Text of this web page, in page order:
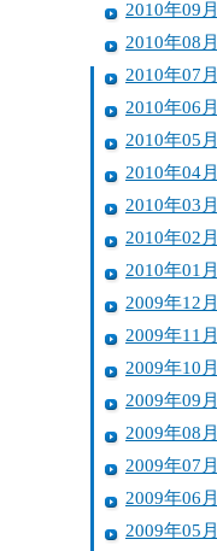
2010年09月
2010年08月
2010年07月
2010年06月
2010年05月
2010年04月
2010年03月
2010年02月
2010年01月
2009年12月
2009年11月
2009年10月
2009年09月
2009年08月
2009年07月
2009年06月
2009年05月